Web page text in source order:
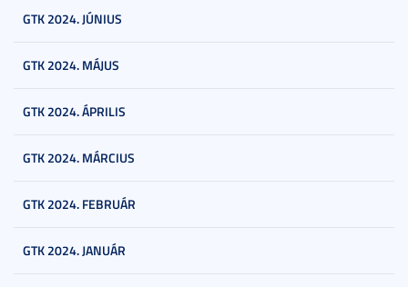
GTK 2024. JÚNIUS
GTK 2024. MÁJUS
GTK 2024. ÁPRILIS
GTK 2024. MÁRCIUS
GTK 2024. FEBRUÁR
GTK 2024. JANUÁR